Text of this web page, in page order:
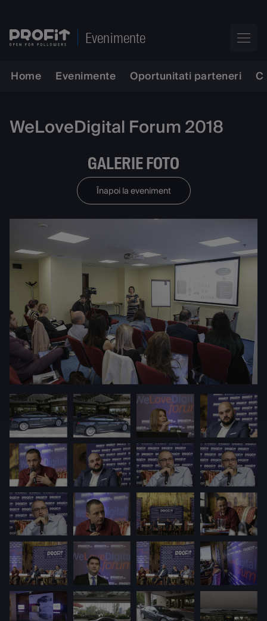
Evenimente
Home Evenimente Oportunitati parteneri
WeLoveDigital Forum 2018
GALERIE FOTO
Înapoi la eveniment